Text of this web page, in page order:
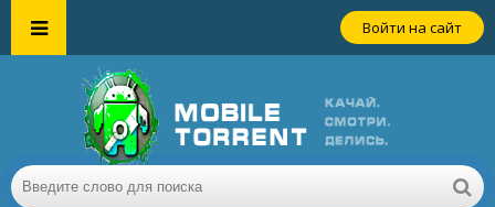
Войти на сайт